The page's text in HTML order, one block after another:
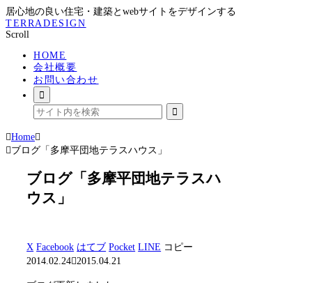
居心地の良い住宅・建築とwebサイトをデザインする
TERRADESIGN
Scroll
HOME
会社概要
お問い合わせ
Home
ブログ「多摩平団地テラスハウス」
ブログ「多摩平団地テラスハ
ウス」
X Facebook はてブ Pocket LINE コピー
2014.02.24 2015.04.21